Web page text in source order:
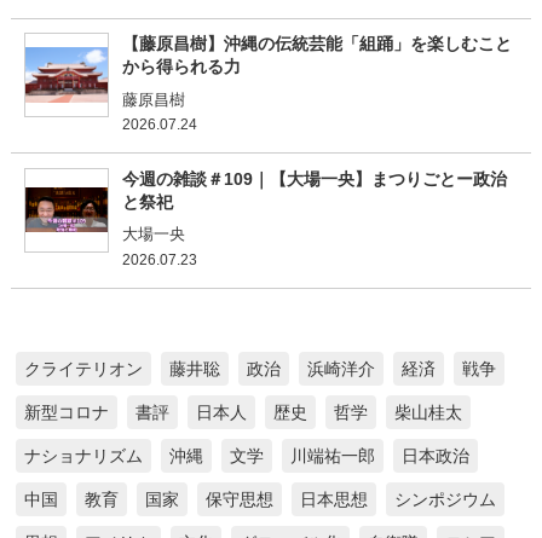
【藤原昌樹】沖縄の伝統芸能「組踊」を楽しむこと
から得られる力
藤原昌樹
2026.07.24
今週の雑談＃109｜【大場一央】まつりごとー政治
と祭祀
大場一央
2026.07.23
クライテリオン 藤井聡 政治 浜崎洋介 経済 戦争
新型コロナ 書評 日本人 歴史 哲学 柴山桂太
ナショナリズム 沖縄 文学 川端祐一郎 日本政治
中国 教育 国家 保守思想 日本思想 シンポジウム